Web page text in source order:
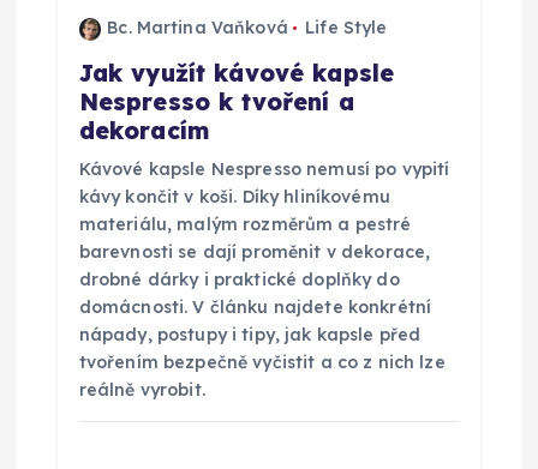
Bc. Martina Vaňková Life Style
Jak využít kávové kapsle
Nespresso k tvoření a
dekoracím
Kávové kapsle Nespresso nemusí po vypití
kávy končit v koši. Díky hliníkovému
materiálu, malým rozměrům a pestré
barevnosti se dají proměnit v dekorace,
drobné dárky i praktické doplňky do
domácnosti. V článku najdete konkrétní
nápady, postupy i tipy, jak kapsle před
tvořením bezpečně vyčistit a co z nich lze
reálně vyrobit.